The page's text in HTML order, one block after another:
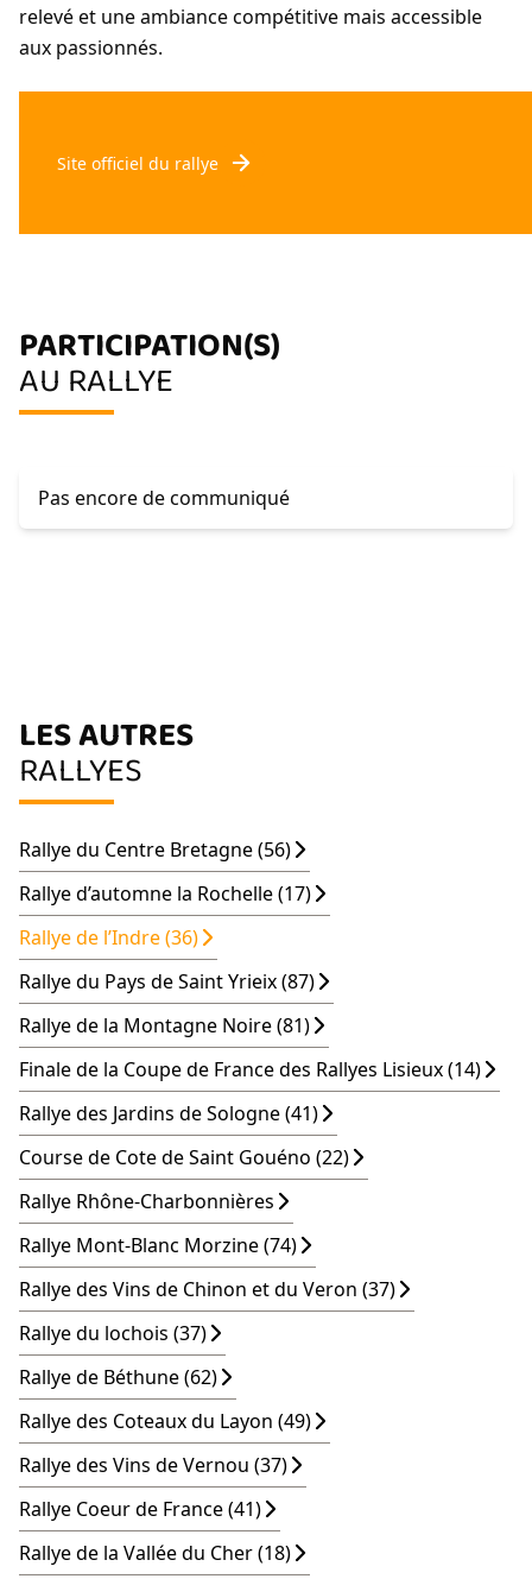
relevé et une ambiance compétitive mais accessible
aux passionnés.
Site officiel du rallye
PARTICIPATION(S)
AU RALLYE
Pas encore de communiqué
LES AUTRES
RALLYES
Rallye du Centre Bretagne (56)
Rallye d’automne la Rochelle (17)
Rallye de l’Indre (36)
Rallye du Pays de Saint Yrieix (87)
Rallye de la Montagne Noire (81)
Finale de la Coupe de France des Rallyes Lisieux (14)
Rallye des Jardins de Sologne (41)
Course de Cote de Saint Gouéno (22)
Rallye Rhône-Charbonnières
Rallye Mont-Blanc Morzine (74)
Rallye des Vins de Chinon et du Veron (37)
Rallye du lochois (37)
Rallye de Béthune (62)
Rallye des Coteaux du Layon (49)
Rallye des Vins de Vernou (37)
Rallye Coeur de France (41)
Rallye de la Vallée du Cher (18)